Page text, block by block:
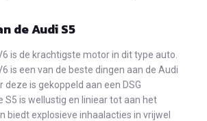
de Audi S5
is de krachtigste motor in dit type auto.
is een van de beste dingen aan de Audi
deze is gekoppeld aan een DSG
S5 is wellustig en liniear tot aan het
biedt explosieve inhaalacties in vrijwel